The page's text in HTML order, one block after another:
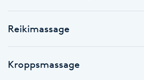
Brynformning
Brynplockning
Reikimassage
Kroppsmassage